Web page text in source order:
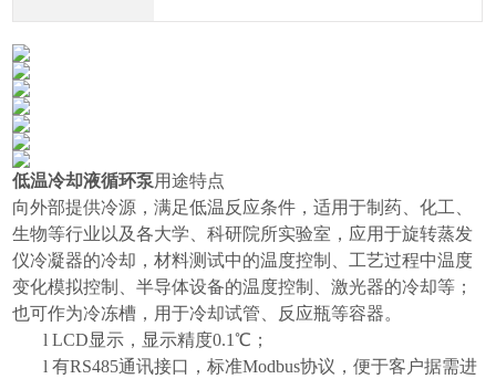
低温冷却液循环泵用途特点
向外部提供冷源，满足低温反应条件，适用于制药、化工、
生物等行业以及各大学、科研院所实验室，应用于旋转蒸发
仪冷凝器的冷却，材料测试中的温度控制、工艺过程中温度
变化模拟控制、半导体设备的温度控制、激光器的冷却等；
也可作为冷冻槽，用于冷却试管、反应瓶等容器。
l LCD显示，显示精度0.1℃；
l 有RS485通讯接口，标准Modbus协议，便于客户据需进